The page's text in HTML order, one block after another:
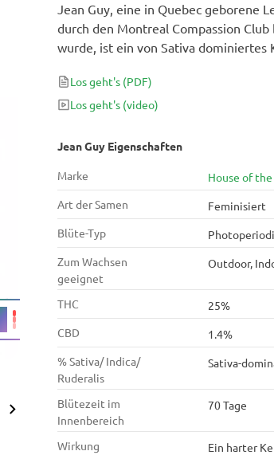
Jean Guy Eigenschaften
Marke
House of
Art der Samen
Feminisiert
Blüte-Typ
Zum Wachsen
geeignet
Outdoor,
THC
25%
CBD
1.4%
% Sativa/ Indica/
Ruderalis
Sativa-
Blütezeit im
Innenbereich
70 Tage
Wirkung
Ein harter
Jean Guy, eine in Quebec geborene
durch den Montreal Compassion
wurde, ist ein von Sativa dominiertes
Stinktiergeruch, der auf sein starkes
hinweist.
Los geht's (PDF)
Los geht's (video)